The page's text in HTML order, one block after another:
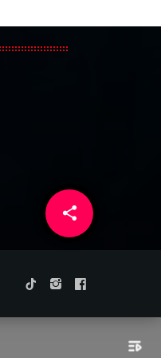
playlist_play
share
email